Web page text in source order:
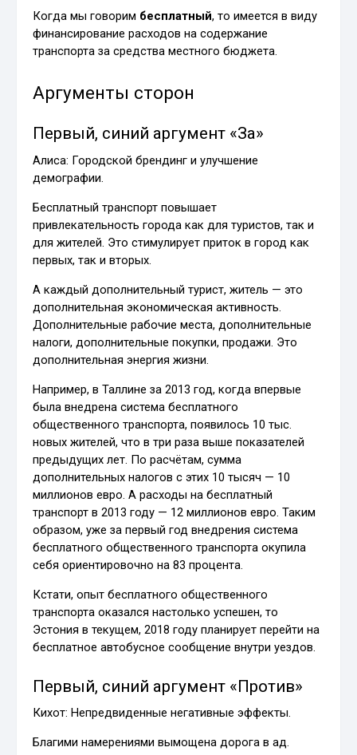
Когда мы говорим бесплатный, то имеется в виду
финансирование расходов на содержание
транспорта за средства местного бюджета.
Аргументы сторон
Первый, синий аргумент «За»
Алиса: Городской брендинг и улучшение
демографии.
Бесплатный транспорт повышает
привлекательность города как для туристов, так и
для жителей. Это стимулирует приток в город как
первых, так и вторых.
А каждый дополнительный турист, житель — это
дополнительная экономическая активность.
Дополнительные рабочие места, дополнительные
налоги, дополнительные покупки, продажи. Это
дополнительная энергия жизни.
Например, в Таллине за 2013 год, когда впервые
была внедрена система бесплатного
общественного транспорта, появилось 10 тыс.
новых жителей, что в три раза выше показателей
предыдущих лет. По расчётам, сумма
дополнительных налогов с этих 10 тысяч — 10
миллионов евро. А расходы на бесплатный
транспорт в 2013 году — 12 миллионов евро. Таким
образом, уже за первый год внедрения система
бесплатного общественного транспорта окупила
себя ориентировочно на 83 процента.
Кстати, опыт бесплатного общественного
транспорта оказался настолько успешен, то
Эстония в текущем, 2018 году планирует перейти на
бесплатное автобусное сообщение внутри уездов.
Первый, синий аргумент «Против»
Кихот: Непредвиденные негативные эффекты.
Благими намерениями вымощена дорога в ад.